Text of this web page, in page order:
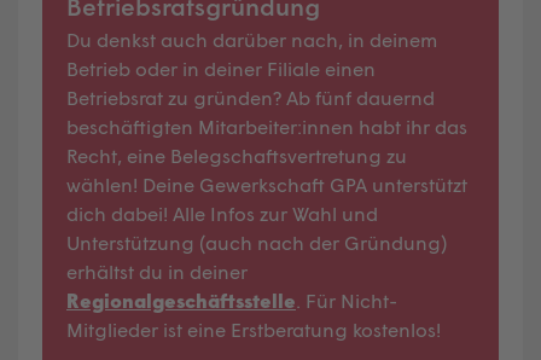
Betriebsratsgründung
Du denkst auch darüber nach, in deinem
Betrieb oder in deiner Filiale einen
Betriebsrat zu gründen? Ab fünf dauernd
beschäftigten Mitarbeiter:innen habt ihr das
Recht, eine Belegschaftsvertretung zu
wählen! Deine Gewerkschaft GPA unterstützt
dich dabei! Alle Infos zur Wahl und
Unterstützung (auch nach der Gründung)
erhältst du in deiner
Regionalgeschäftsstelle . Für Nicht-
Mitglieder ist eine Erstberatung kostenlos!